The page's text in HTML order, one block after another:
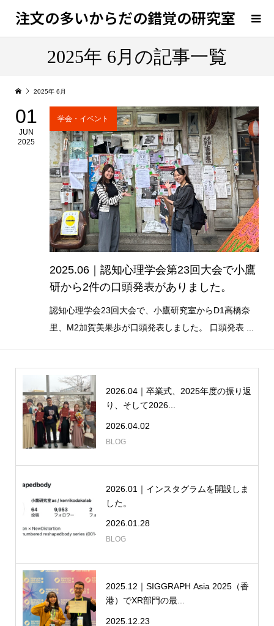
注文の多いからだの錯覚の研究室
2025年 6月の記事一覧
2025年 6月
01
JUN
2025
学会・イベント
2025.06｜認知心理学会第23回大会で小鷹
研から2件の口頭発表がありました。
認知心理学会23回大会で、小鷹研究室からD1高橋奈
里、M2加賀美果歩が口頭発表しました。 口頭発表 ...
2026.04｜卒業式、2025年度の振り返
り、そして2026...
2026.04.02
BLOG
2026.01｜インスタグラムを開設しま
した。
2026.01.28
BLOG
2025.12｜SIGGRAPH Asia 2025（香
港）でXR部門の最...
2025.12.23